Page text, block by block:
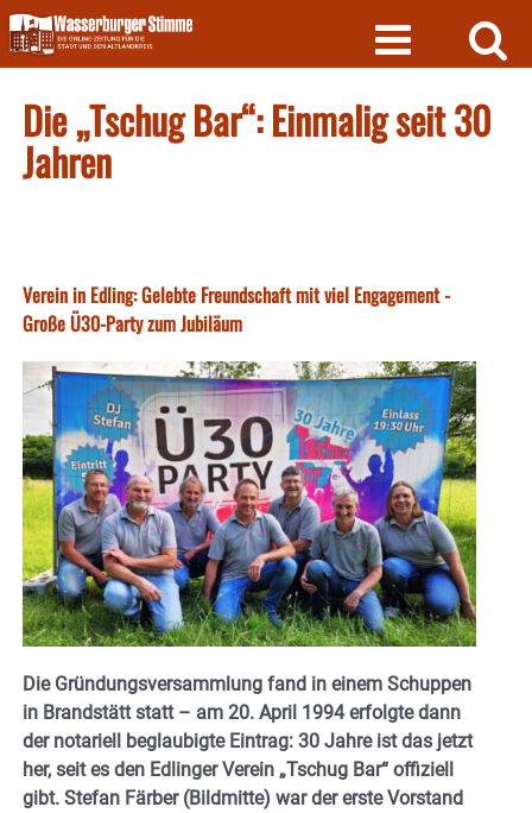
Skip
to
content
Die „Tschug Bar“: Einmalig seit 30
Jahren
Verein in Edling: Gelebte Freundschaft mit viel Engagement -
Große Ü30-Party zum Jubiläum
Die Gründungsversammlung fand in einem Schuppen
in Brandstätt statt – am 20. April 1994 erfolgte dann
der notariell beglaubigte Eintrag: 30 Jahre ist das jetzt
her, seit es den Edlinger Verein „Tschug Bar“ offiziell
gibt. Stefan Färber (Bildmitte) war der erste Vorstand